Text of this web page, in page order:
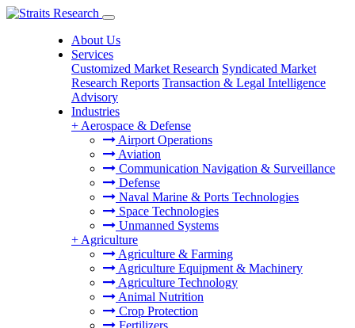
About Us
Services
Customized Market Research Syndicated Market
Research Reports Transaction & Legal Intelligence
Advisory
Industries
+ Aerospace & Defense
Airport Operations
Aviation
Communication Navigation & Surveillance
Defense
Naval Marine & Ports Technologies
Space Technologies
Unmanned Systems
+ Agriculture
Agriculture & Farming
Agriculture Equipment & Machinery
Agriculture Technology
Animal Nutrition
Crop Protection
Fertilizers